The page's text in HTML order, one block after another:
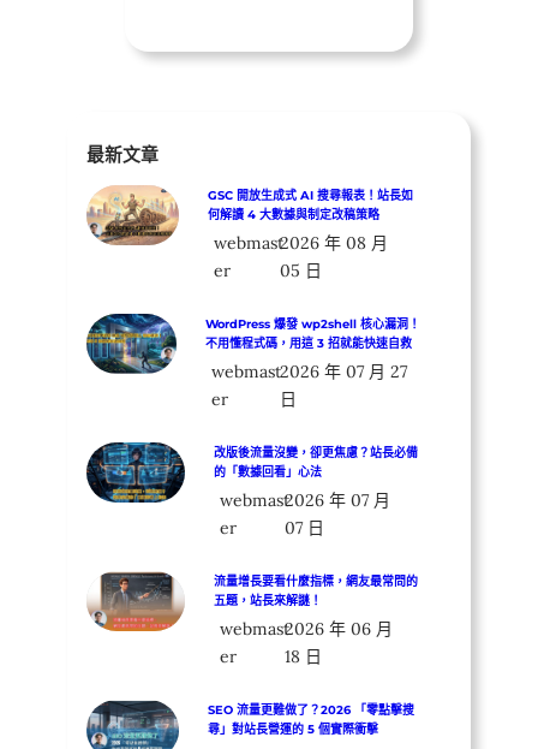
最新文章
GSC 開放生成式 AI 搜尋報表！站長如
何解讀 4 大數據與制定改稿策略
webmast
er
2026 年 08 月
05 日
WordPress 爆發 wp2shell 核心漏洞！
不用懂程式碼，用這 3 招就能快速自救
webmast
er
2026 年 07 月 27
日
改版後流量沒變，卻更焦慮？站長必備
的「數據回看」心法
webmast
er
2026 年 07 月
07 日
流量增長要看什麼指標，網友最常問的
五題，站長來解謎！
webmast
er
2026 年 06 月
18 日
SEO 流量更難做了？2026 「零點擊搜
尋」對站長營運的 5 個實際衝擊